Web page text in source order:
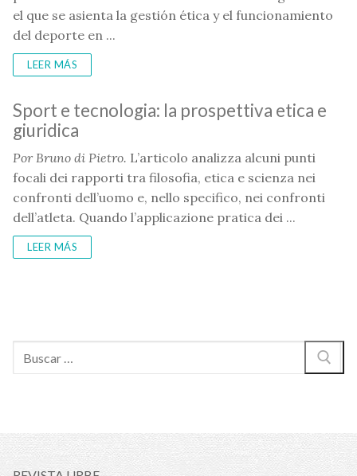
el que se asienta la gestión ética y el funcionamiento
del deporte en ...
LEER MÁS
Sport e tecnologia: la prospettiva etica e
giuridica
Por Bruno di Pietro. L’articolo analizza alcuni punti
focali dei rapporti tra filosofia, etica e scienza nei
confronti dell’uomo e, nello specifico, nei confronti
dell’atleta. Quando l’applicazione pratica dei ...
LEER MÁS